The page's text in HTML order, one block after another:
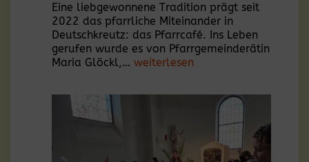
Eine liebgewonnene Tradition prägt seit
2022 das pfarrliche Miteinander in
Deutschkreutz: das Pfarrcafé. Ins Leben
gerufen wurde es von Pfarrgemeinderätin
Maria Glöckl,… Pfarrcafé
weiterlesen